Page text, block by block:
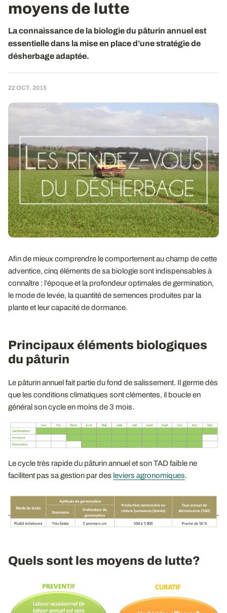
moyens de lutte
La connaissance de la biologie du pâturin annuel est
essentielle dans la mise en place d’une stratégie de
désherbage adaptée.
22 OCT. 2015
Afin de mieux comprendre le comportement au champ de cette
adventice, cinq éléments de sa biologie sont indispensables à
connaître : l’époque et la profondeur optimales de germination,
le mode de levée, la quantité de semences produites par la
plante et leur capacité de dormance.
Principaux éléments biologiques
du pâturin
Le pâturin annuel fait partie du fond de salissement. Il germe dès
que les conditions climatiques sont clémentes, il boucle en
général son cycle en moins de 3 mois.
Le cycle très rapide du pâturin annuel et son TAD faible ne
facilitent pas sa gestion par des leviers agronomiques.
Quels sont les moyens de lutte?